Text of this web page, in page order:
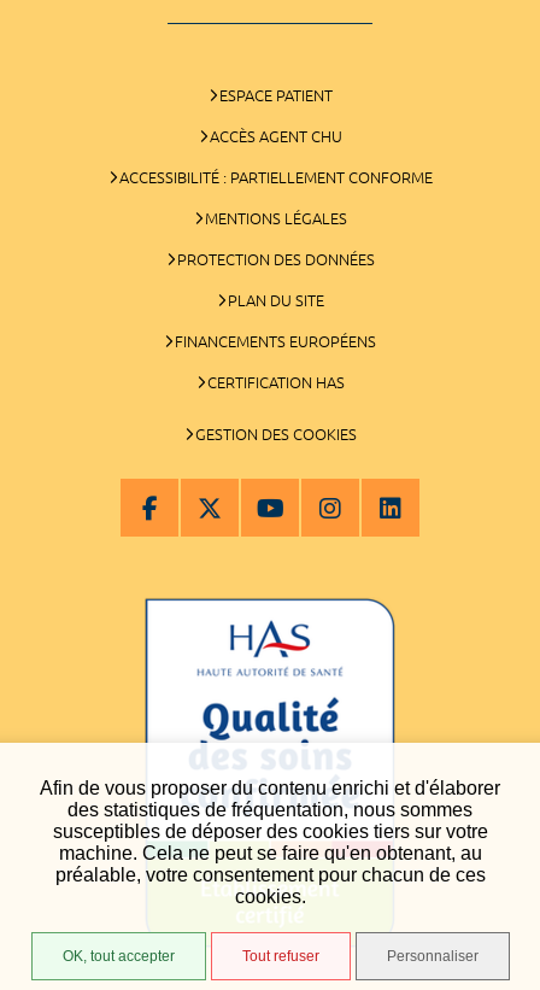
Afin de vous proposer du contenu enrichi et d'élaborer
des statistiques de fréquentation, nous sommes
susceptibles de déposer des cookies tiers sur votre
machine. Cela ne peut se faire qu'en obtenant, au
préalable, votre consentement pour chacun de ces
cookies.
OK, tout accepter Tout refuser Personnaliser
ESPACE PATIENT
ACCÈS AGENT CHU
ACCESSIBILITÉ : PARTIELLEMENT CONFORME
MENTIONS LÉGALES
PROTECTION DES DONNÉES
PLAN DU SITE
FINANCEMENTS EUROPÉENS
CERTIFICATION HAS
GESTION DES COOKIES